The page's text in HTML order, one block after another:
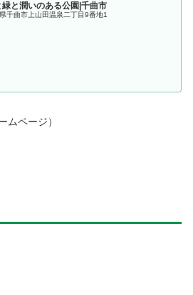
緑と潤いのある公園|千曲市
千曲市上山田温泉二丁目9番地1
ムページ）